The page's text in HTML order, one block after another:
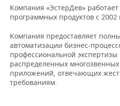
ВУЗЫ ТАТАРСТАНА
КОМУ ПРИНАДЛЕЖАТ
ТОРГОВЫЕ ЦЕНТРЫ
ТАТАРСТАНА
БАНКИ
БЮДЖЕТ
ИНВЕСТИЦИИ
ПРОМЫШЛЕННОСТИ
МАШИНОСТРОЕНИЕ
НЕФТЕХИМИЯ
НОВОСТИ НЕДВИЖИМОСТИ
АВТО
НОВОСТИ АВТО
БИЗНЕС
НОВОСТИ БИЗНЕСА
РОЗНИЧНАЯ ТОРГОВЛЯ
ТЕХНОЛОГИИ
НОВОСТИ ТЕХНОЛОГИЙ
МЕРОПРИЯТИЯ
Компания «ЭстерДев»
программных продуктов с 2002
Компания предоставляет
автоматизации бизнес-
профессиональной экспертизы
распределенных
приложений, отвечающих
требованиям.